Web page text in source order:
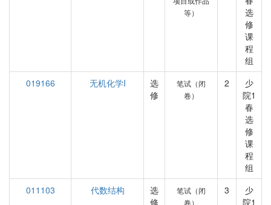
等）
选
修
课
程
组
019166
无机化学I
选
修
笔试（闭
卷）
2
少
院1
春
选
修
课
程
组
011103
代数结构
选
修
笔试（闭
卷）
3
少
院1